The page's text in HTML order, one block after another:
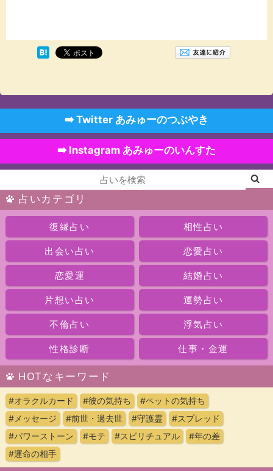
➡️ Twitter あみゅーのつぶやき
➡️ Instagram あみゅーのいんすた
占いカテゴリ
復縁占い 相性占い
出会い占い 恋愛占い
恋愛運 結婚占い
片想い占い 運勢占い
不倫占い 浮気占い
性格診断 仕事・金運
HOTなキーワード
#オラクルカード #彼の気持ち
#ペットの気持ち
#メッセージ
#前世・過去世 #守護霊
#スプレッド
#パワーストーン
#モテ #スピリチュアル
#年の差
#運命の相手